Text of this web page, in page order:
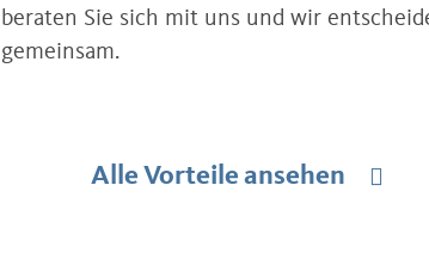
beraten Sie sich mit uns und wir
gemeinsam.
Alle Vorteile ansehen